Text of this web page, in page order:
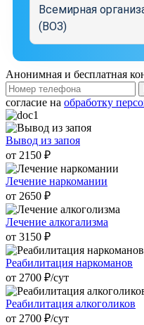
Всемирная
(ВОЗ)
Анонимная и бесплатная
согласие на обработку
Вывод из запоя
от 2150 ₽
Лечение наркомании
от 2650 ₽
Лечение алкогализма
от 3150 ₽
Реабилитация наркоманов
от 2700 ₽/cут
Реабилитация алкоголиков
от 2700 ₽/cут